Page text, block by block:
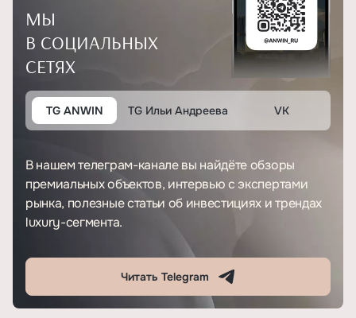
МЫ
В СОЦИАЛЬНЫХ
СЕТЯХ
TG ANWIN TG Ильи Андреева VK
В нашем телеграм-канале вы найдёте обзоры
премиальных объектов, интервью с экспертами
рынка, полезные статьи об инвестициях и трендах
luxury-сегмента.
Читать Telegram